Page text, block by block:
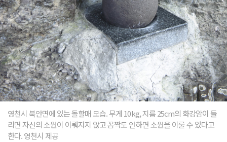
영천시 북안면에 있는 돌할매 모습. 무게 10kg, 지름 25cm의 화강암이 들
리면 자신의 소원이 이뤄지지 않고 꼼짝도 안하면 소원을 이룰 수 있다고
한다. 영천시 제공